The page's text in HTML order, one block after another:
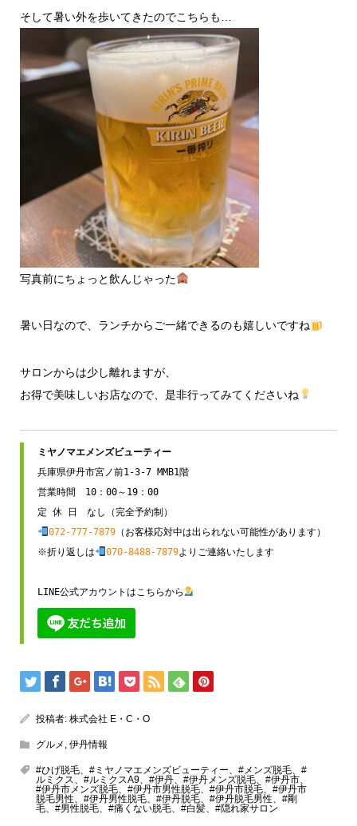
そして暑い外を歩いてきたのでこちらも…
写真前にちょっと飲んじゃった
暑い日なので、ランチからご一緒できるのも嬉しいですね
サロンからは少し離れますが、
お得で美味しいお店なので、是非行ってみてくださいね
ミヤノマエメンズビューティー
兵庫県伊丹市宮ノ前1-3-7 MMB1階
営業時間　10：00～19：00
072-777-7879（お客様応対中は出られない可能性があります）
※折り返しは
070-8488-7879よりご連絡いたします
LINE公式アカウントはこちらから
投稿者: 株式会社 E・C・O
グルメ , 伊丹情報
#ひげ脱毛、#ミヤノマエメンズビューティー、#メンズ脱毛、#
ルミクス、#ルミクスA9、#伊丹、#伊丹メンズ脱毛、#伊丹市、
#伊丹市メンズ脱毛、#伊丹市男性脱毛、#伊丹市脱毛、#伊丹市
脱毛男性、#伊丹男性脱毛、#伊丹脱毛、#伊丹脱毛男性、#剛
毛、#男性脱毛、#痛くない脱毛、#白髪、#隠れ家サロン